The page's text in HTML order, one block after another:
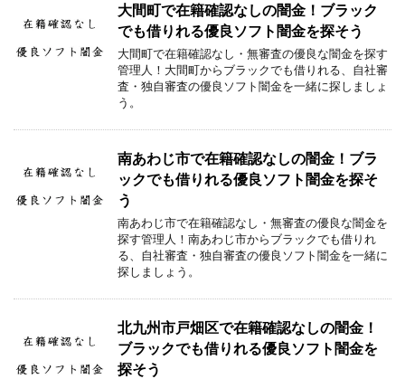
大間町で在籍確認なしの闇金！ブラック
でも借りれる優良ソフト闇金を探そう
大間町で在籍確認なし・無審査の優良な闇金を探す
管理人！大間町からブラックでも借りれる、自社審
査・独自審査の優良ソフト闇金を一緒に探しましょ
う。
南あわじ市で在籍確認なしの闇金！ブラ
ックでも借りれる優良ソフト闇金を探そ
う
南あわじ市で在籍確認なし・無審査の優良な闇金を
探す管理人！南あわじ市からブラックでも借りれ
る、自社審査・独自審査の優良ソフト闇金を一緒に
探しましょう。
北九州市戸畑区で在籍確認なしの闇金！
ブラックでも借りれる優良ソフト闇金を
探そう